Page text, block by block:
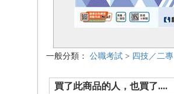
一般分類： 公職考試 > 四技／二專
買了此商品的人，也買了....